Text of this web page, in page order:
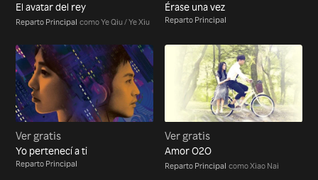
El avatar del rey
Reparto Principal como Ye Qiu / Ye Xiu
Érase una vez
Reparto Principal
Ver gratis
Yo pertenecí a ti
Reparto Principal
Ver gratis
Amor O2O
Reparto Principal como Xiao Nai